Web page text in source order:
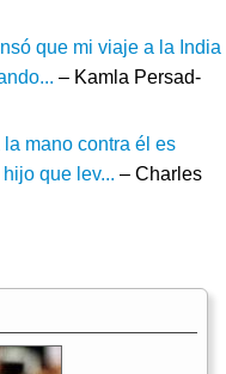
que mi viaje a la India
– Kamla Persad-
mano contra él es
que lev... – Charles